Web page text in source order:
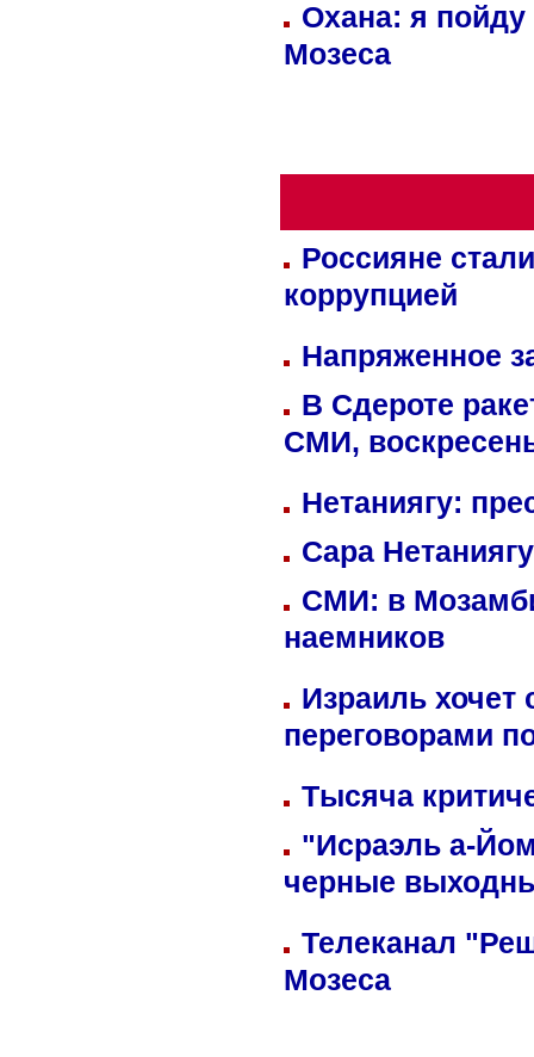
Охана: я пойду
Мозеса
Россияне
коррупцией
Напряженное
В Сдероте
СМИ,
Нетаниягу:
Сара
СМИ: в
наемников
Израиль хочет
переговорами
Тысяча
"Исраэль а-
черные
Телеканал
Мозеса